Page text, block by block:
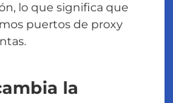
lo que significa que
puertos de proxy
la